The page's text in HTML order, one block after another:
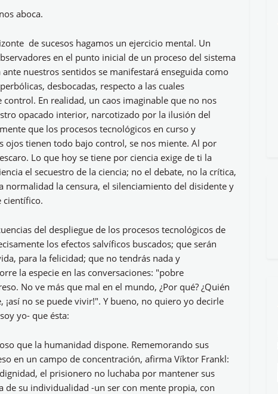
aboca.
de sucesos hagamos un ejercicio mental. Un
en el punto inicial de un proceso del sistema
ante nuestros sentidos se manifestará enseguida como
desbocadas, respecto a las cuales
En realidad, un caos imaginable que no nos
opacado interior, narcotizado por la ilusión del
que los procesos tecnológicos en curso y
ojos tienen todo bajo control, se nos miente. Al por
Lo que hoy se tiene por ciencia exige de ti la
el secuestro de la ciencia; no el debate, no la crítica,
normalidad la censura, el silenciamiento del disidente y
científico.
del despliegue de los procesos tecnológicos de
los efectos salvíficos buscados; que serán
para la felicidad; que no tendrás nada y
la especie en las conversaciones: "pobre
No ve más que mal en el mundo, ¿Por qué? ¿Quién
no se puede vivir!". Y bueno, no quiero yo decirle
yo- que ésta:
que la humanidad dispone. Rememorando sus
en un campo de concentración, afirma Víktor Frankl:
el prisionero no luchaba por mantener sus
su individualidad -un ser con mente propia, con